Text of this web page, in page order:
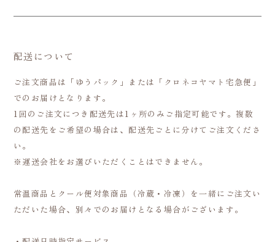
配送について
ご注文商品は「ゆうパック」または「クロネコヤマト宅急便」
でのお届けとなります。
1回のご注文につき配送先は1ヶ所のみご指定可能です。複数
の配送先をご希望の場合は、配送先ごとに分けてご注文くださ
い。
※運送会社をお選びいただくことはできません。
常温商品とクール便対象商品（冷蔵・冷凍）を一緒にご注文い
ただいた場合、別々でのお届けとなる場合がございます。